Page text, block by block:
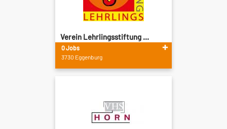
Verein Lehrlingsstiftung ...
0 Jobs
3730 Eggenburg